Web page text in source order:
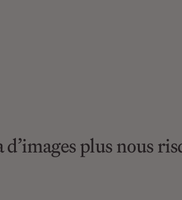
plus nous